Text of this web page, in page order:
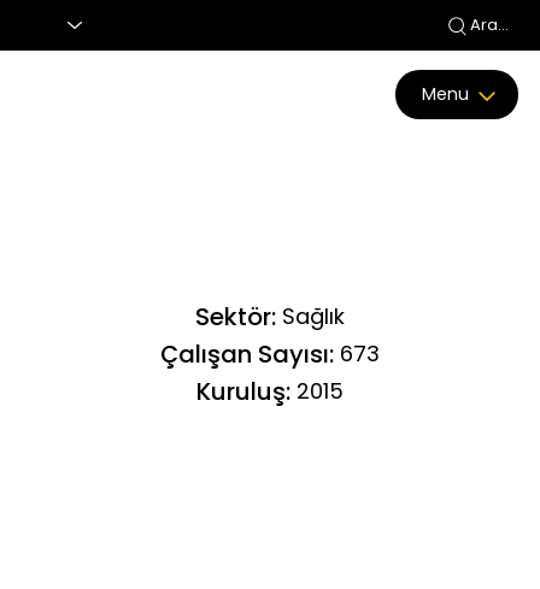
Menu
Ara...
Sektör: Sağlık
Çalışan Sayısı: 673
Kuruluş: 2015